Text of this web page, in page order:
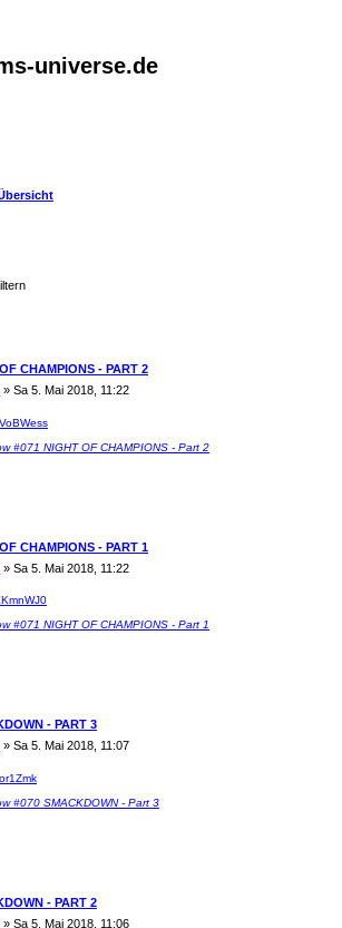
universe.de
CHAMPIONS - PART 2
» Sa 5. Mai 2018, 11:22
#071 NIGHT OF CHAMPIONS - Part 2
CHAMPIONS - PART 1
» Sa 5. Mai 2018, 11:22
#071 NIGHT OF CHAMPIONS - Part 1
- PART 3
» Sa 5. Mai 2018, 11:07
#070 SMACKDOWN - Part 3
- PART 2
» Sa 5. Mai 2018, 11:06